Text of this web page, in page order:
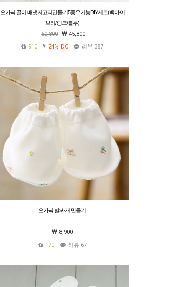
오가닉 꿀이 배냇저고리만들기5종유기농DIY세트(백아이
보리/핑크/블루)
60,800
45,800
910
24% DC 리뷰 387
오가닉 발싸개 만들기
8,900
170
리뷰 67